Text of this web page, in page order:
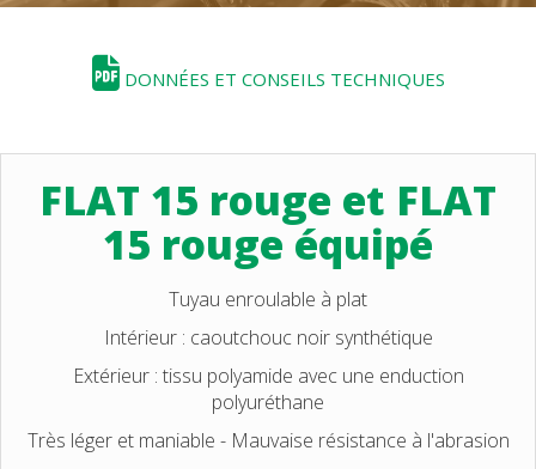
DONNÉES ET CONSEILS TECHNIQUES
FLAT 15 rouge et FLAT
15 rouge équipé
Tuyau enroulable à plat
Intérieur : caoutchouc noir synthétique
Extérieur : tissu polyamide avec une enduction
polyuréthane
Très léger et maniable - Mauvaise résistance à l'abrasion